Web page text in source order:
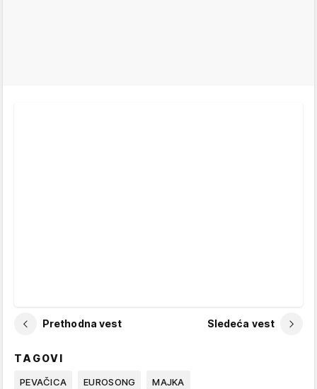
Prethodna vest Sledeća vest
TAGOVI
PEVAČICA EUROSONG MAJKA